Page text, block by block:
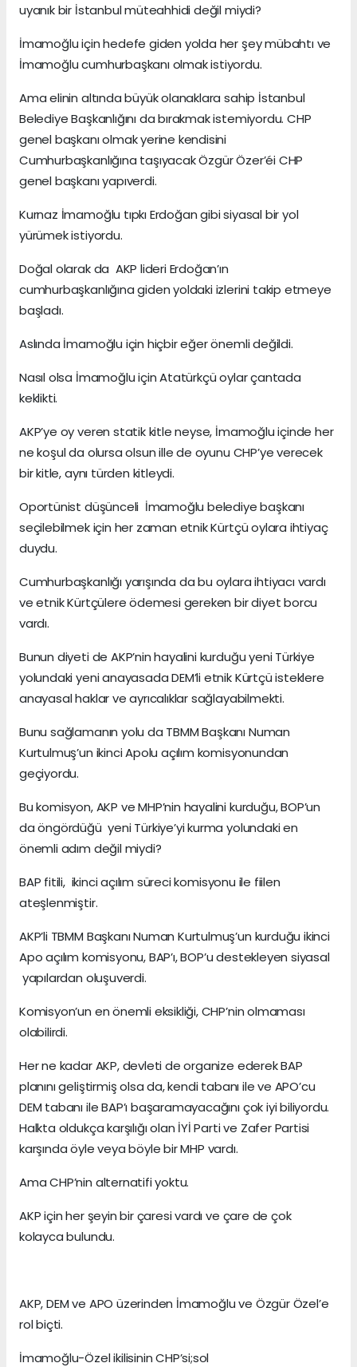
uyanık bir İstanbul müteahhidi değil miydi?
İmamoğlu için hedefe giden yolda her şey mübahtı ve
İmamoğlu cumhurbaşkanı olmak istiyordu.
Ama elinin altında büyük olanaklara sahip İstanbul
Belediye Başkanlığını da bırakmak istemiyordu. CHP
genel başkanı olmak yerine kendisini
Cumhurbaşkanlığına taşıyacak Özgür Özer’éi CHP
genel başkanı yapıverdi.
Kurnaz İmamoğlu tıpkı Erdoğan gibi siyasal bir yol
yürümek istiyordu.
Doğal olarak da AKP lideri Erdoğan’ın
cumhurbaşkanlığına giden yoldaki izlerini takip etmeye
başladı.
Aslında İmamoğlu için hiçbir eğer önemli değildi.
Nasıl olsa İmamoğlu için Atatürkçü oylar çantada
keklikti.
AKP’ye oy veren statik kitle neyse, İmamoğlu içinde her
ne koşul da olursa olsun ille de oyunu CHP’ye verecek
bir kitle, aynı türden kitleydi.
Oportünist düşünceli İmamoğlu belediye başkanı
seçilebilmek için her zaman etnik Kürtçü oylara ihtiyaç
duydu.
Cumhurbaşkanlığı yarışında da bu oylara ihtiyacı vardı
ve etnik Kürtçülere ödemesi gereken bir diyet borcu
vardı.
Bunun diyeti de AKP’nin hayalini kurduğu yeni Türkiye
yolundaki yeni anayasada DEM’li etnik Kürtçü isteklere
anayasal haklar ve ayrıcalıklar sağlayabilmekti.
Bunu sağlamanın yolu da TBMM Başkanı Numan
Kurtulmuş’un ikinci Apolu açılım komisyonundan
geçiyordu.
Bu komisyon, AKP ve MHP’nin hayalini kurduğu, BOP’un
da öngördüğü yeni Türkiye’yi kurma yolundaki en
önemli adım değil miydi?
BAP fitili, ikinci açılım süreci komisyonu ile fiilen
ateşlenmiştir.
AKP’li TBMM Başkanı Numan Kurtulmuş’un kurduğu ikinci
Apo açılım komisyonu, BAP’ı, BOP’u destekleyen siyasal
yapılardan oluşuverdi.
Komisyon’un en önemli eksikliği, CHP’nin olmaması
olabilirdi.
Her ne kadar AKP, devleti de organize ederek BAP
planını geliştirmiş olsa da, kendi tabanı ile ve APO’cu
DEM tabanı ile BAP’ı başaramayacağını çok iyi biliyordu.
Halkta oldukça karşılığı olan İYİ Parti ve Zafer Partisi
karşında öyle veya böyle bir MHP vardı.
Ama CHP’nin alternatifi yoktu.
AKP için her şeyin bir çaresi vardı ve çare de çok
kolayca bulundu.
AKP, DEM ve APO üzerinden İmamoğlu ve Özgür Özel’e
rol biçti.
İmamoğlu-Özel ikilisinin CHP’si;sol